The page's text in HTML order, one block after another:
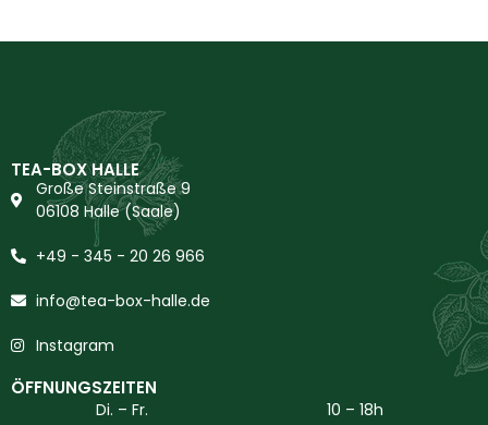
TEA-BOX HALLE
Große Steinstraße 9
06108 Halle (Saale)
+49 - 345 - 20 26 966
info@tea-box-halle.de
Instagram
ÖFFNUNGSZEITEN
Di. – Fr.
10 – 18h